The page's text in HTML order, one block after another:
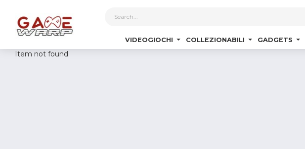
VIDEOGIOCHI COLLEZIONABILI GADGETS
Item not found